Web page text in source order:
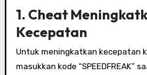
1. Cheat
Kecepatan
Untuk meningkatkan kecepatan
masukkan kode “SPEEDFREAK”